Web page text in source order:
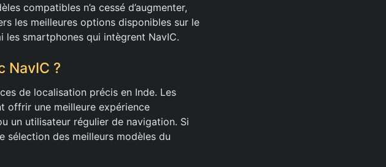
compatibles n’a cessé d’augmenter,
les meilleures options disponibles sur le
les smartphones qui intègrent NavIC.
NavIC ?
de localisation précis en Inde. Les
offrir une meilleure expérience
un utilisateur régulier de navigation. Si
des meilleurs modèles du